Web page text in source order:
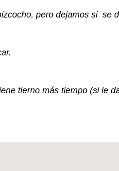
pero dejamos si se
tierno más tiempo (si le